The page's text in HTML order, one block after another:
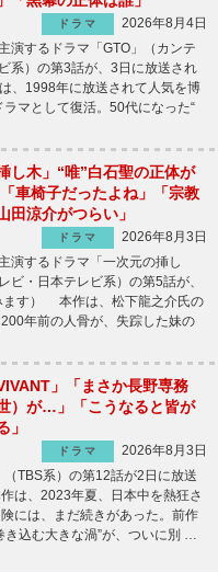
ドラマ
2026年8月4日
演するドラマ「GTO」（カンテ
系）の第3話が、3日に放送され
、1998年に放送されて人気を博
マとして復活。50代になった“
し木」“唯”白石聖の正体が
車椅子だったよね」「宗教
田涼介がつらい」
ドラマ
2026年8月3日
演するドラマ「一次元の挿し
ビ・日本テレビ系）の第5話が、
ます） 本作は、松下龍之介氏の
年前の人骨が、失踪した妹の
」「まさか長野専務
）が…」「こうなると皆が
」
ドラマ
2026年8月3日
TBS系）の第12話が2日に放送
は、2023年夏、日本中を熱狂さ
には、まだ続きがあった。前作
き込む大きな渦”が、ついに別 …